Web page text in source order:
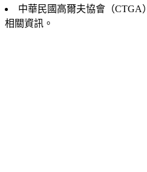
中華民國高爾夫協會（CTGA
相關資訊。